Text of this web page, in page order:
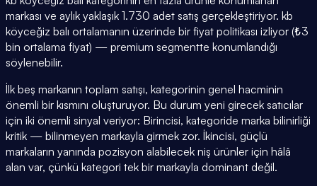
markası ve aylık yaklaşık 1.730 adet satış gerçekleştiriyor. kb
köyceğiz balı ortalamanın üzerinde bir fiyat politikası izliyor (₺3
bin ortalama fiyat) — premium segmentte konumlandığı
söylenebilir.
İlk beş markanın toplam satışı, kategorinin genel hacminin
önemli bir kısmını oluşturuyor. Bu durum yeni girecek satıcılar
için iki önemli sinyal veriyor: Birincisi, kategoride marka bilinirliği
kritik — bilinmeyen markayla girmek zor. İkincisi, güçlü
markaların yanında pozisyon alabilecek niş ürünler için hâlâ
alan var, çünkü kategori tek bir markayla dominant değil.